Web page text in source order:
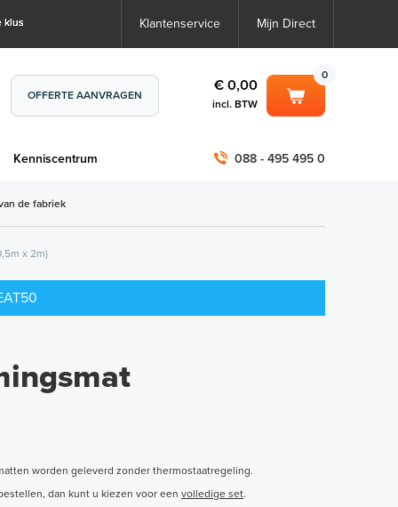
klus Klantenservice Mijn Direct
OFFERTE AANVRAGEN
0
€ 0,00
incl. BTW
Kenniscentrum
€ 0,00 088 - 495 495 0
de fabriek
x 2m)
worden geleverd zonder thermostaatregeling.
dan kunt u kiezen voor een volledige set.